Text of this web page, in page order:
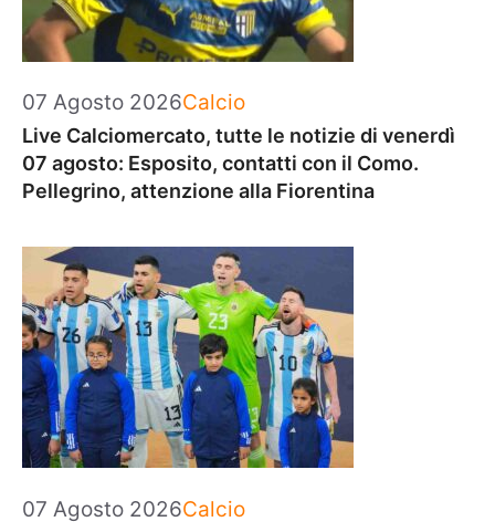
07 Agosto 2026Categorie
Calcio
Live Calciomercato, tutte le notizie di venerdì
07 agosto: Esposito, contatti con il Como.
Pellegrino, attenzione alla Fiorentina
07 Agosto 2026Categorie
Calcio